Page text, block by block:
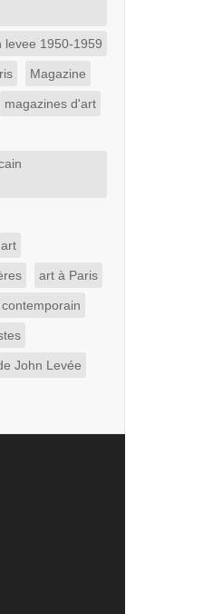
levee 1950-1959
Magazine
magazines d'art
art à Paris
John Levée